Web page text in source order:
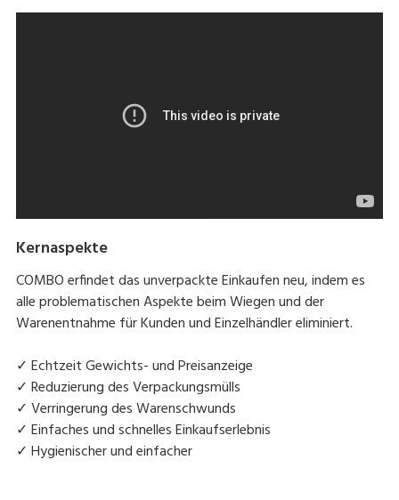
Kernaspekte
COMBO erfindet das unverpackte Einkaufen neu, indem es
alle problematischen Aspekte beim Wiegen und der
Warenentnahme für Kunden und Einzelhändler eliminiert.
✓ Echtzeit Gewichts- und Preisanzeige
✓ Reduzierung des Verpackungsmülls
✓ Verringerung des Warenschwunds
✓ Einfaches und schnelles Einkaufserlebnis
✓ Hygienischer und einfacher